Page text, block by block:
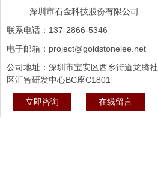
深圳市石金科技股份有限公司
联系电话：137-2866-5346
电子邮箱：project@goldstonelee.net
公司地址：深圳市宝安区西乡街道龙腾社
区汇智研发中心BC座C1801
立即咨询 在线留言